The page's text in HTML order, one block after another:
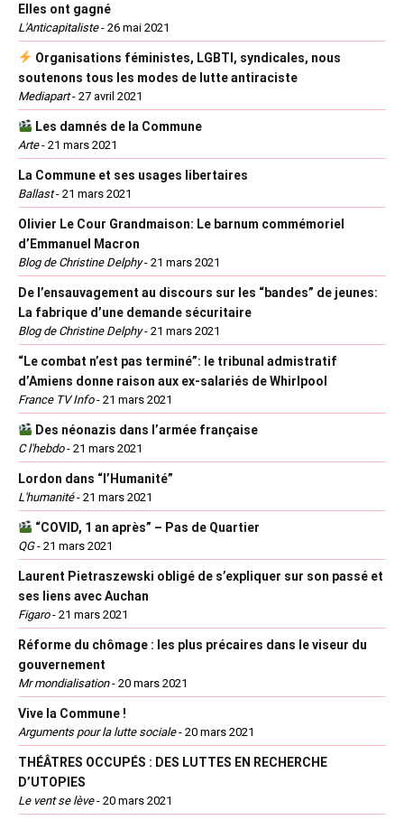
Elles ont gagné
L'Anticapitaliste- 26 mai 2021
Organisations féministes, LGBTI, syndicales, nous
soutenons tous les modes de lutte antiraciste
Mediapart- 27 avril 2021
Les damnés de la Commune
Arte- 21 mars 2021
La Commune et ses usages libertaires
Ballast- 21 mars 2021
Olivier Le Cour Grandmaison: Le barnum commémoriel
d’Emmanuel Macron
Blog de Christine Delphy- 21 mars 2021
De l’ensauvagement au discours sur les “bandes” de jeunes:
La fabrique d’une demande sécuritaire
Blog de Christine Delphy- 21 mars 2021
“Le combat n’est pas terminé”: le tribunal admistratif
d’Amiens donne raison aux ex-salariés de Whirlpool
France TV Info- 21 mars 2021
Des néonazis dans l’armée française
C l'hebdo- 21 mars 2021
Lordon dans “l’Humanité”
L'humanité- 21 mars 2021
“COVID, 1 an après” – Pas de Quartier
QG- 21 mars 2021
Laurent Pietraszewski obligé de s’expliquer sur son passé et
ses liens avec Auchan
Figaro- 21 mars 2021
Réforme du chômage : les plus précaires dans le viseur du
gouvernement
Mr mondialisation- 20 mars 2021
Vive la Commune !
Arguments pour la lutte sociale- 20 mars 2021
THÉÂTRES OCCUPÉS : DES LUTTES EN RECHERCHE
D’UTOPIES
Le vent se lève- 20 mars 2021